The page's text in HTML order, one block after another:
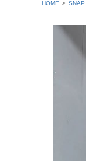
HOME SNAP